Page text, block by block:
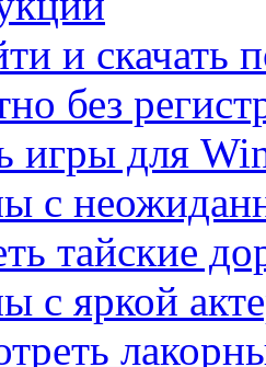
и
без
игры для
с
тайские
с яркой